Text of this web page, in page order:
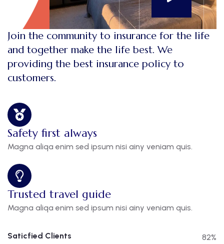
Join the community to insurance for the life
and together make the life best. We
providing the best insurance policy to
customers.
Safety first always
Magna aliqa enim sed ipsum nisi ainy veniam quis.
Trusted travel guide
Magna aliqa enim sed ipsum nisi ainy veniam quis.
Saticfied Clients 82%